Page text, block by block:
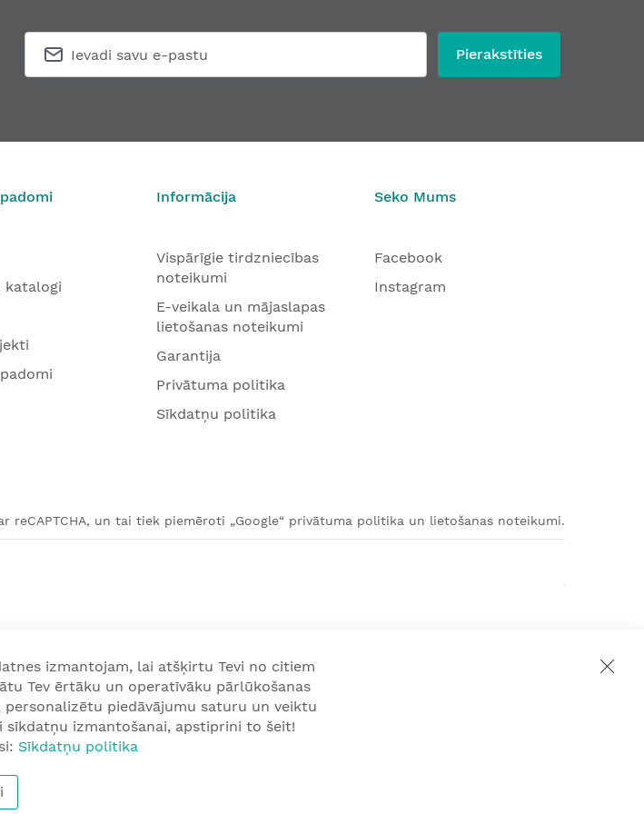
Pierakstīties
katalogi
Informācija
Vispārīgie tirdzniecības
noteikumi
E-veikala un mājaslapas
lietošanas noteikumi
Garantija
Privātuma politika
Sīkdatņu politika
Seko Mums
Facebook
Instagram
reCAPTCHA, un tai tiek piemēroti „Google“ privātuma politika un lietošanas noteikumi.
izmantojam, lai atšķirtu Tevi no citiem
Tev ērtāku un operatīvāku pārlūkošanas
piedāvājumu saturu un veiktu
izmantošanai, apstiprini to šeit!
Sīkdatņu politika